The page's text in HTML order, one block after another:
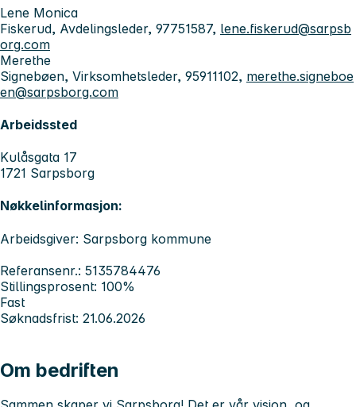
Lene Monica
Fiskerud, Avdelingsleder, 97751587, lene.fiskerud@sarpsb
org.com
Merethe
Signebøen, Virksomhetsleder, 95911102, merethe.signeboe
en@sarpsborg.com
Arbeidssted
Kulåsgata 17
1721 Sarpsborg
Nøkkelinformasjon:
Arbeidsgiver: Sarpsborg kommune
Referansenr.: 5135784476
Stillingsprosent: 100%
Fast
Søknadsfrist: 21.06.2026
Om bedriften